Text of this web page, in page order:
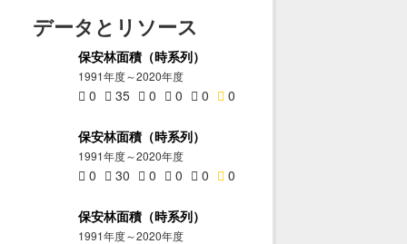
データとリソース
保安林面積（時系列）
1991年度～2020年度
0 35 0 0 0 0
保安林面積（時系列）
1991年度～2020年度
0 30 0 0 0 0
保安林面積（時系列）
1991年度～2020年度